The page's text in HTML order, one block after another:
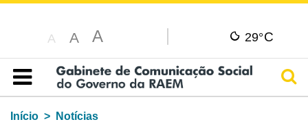
A A A 29°C
Índice
Início
Notícias